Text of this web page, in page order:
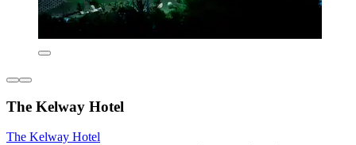
The Kelway Hotel
The Kelway Hotel